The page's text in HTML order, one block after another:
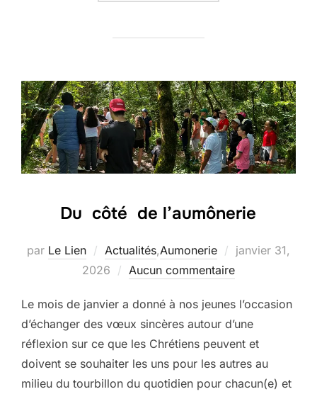
Du côté de l’aumônerie
par Le Lien Actualités,Aumonerie
Publié
janvier 31,
2026
Aucun commentaire
Le mois de janvier a donné à nos jeunes l’occasion
d’échanger des vœux sincères autour d’une
réflexion sur ce que les Chrétiens peuvent et
doivent se souhaiter les uns pour les autres au
milieu du tourbillon du quotidien pour chacun(e) et